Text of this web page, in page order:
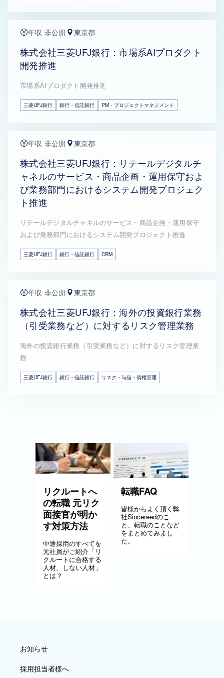
年収 非公開 東京都
株式会社三菱UFJ銀行：市場系AIプロダクト
開発推進
市場系AIプロダクト開発推進
三菱UFJ銀行 銀行・信託銀行 PM・プロジェクトマネジメント
年収 非公開 東京都
株式会社三菱UFJ銀行：リテールデジタルチ
ャネルのサービス・商品企画・運用保守およ
び業務部門におけるシステム開発プロジェク
ト推進
リテールデジタルチャネルのサービス・商品企画・運用保守
および業務部門におけるシステム開発プロジェクト推進
三菱UFJ銀行 銀行・信託銀行 CRM
年収 非公開 東京都
株式会社三菱UFJ銀行：海外の投資銀行業務
（引受業務など）に対するリスク管理業務
海外の投資銀行業務（引受業務など）に対するリスク管理業
務
三菱UFJ銀行 銀行・信託銀行 リスク・与信・債権管理
リクルートへ
の転職 元リク
面接官が明か
す対策方法
中途採用のすべてを
元社員がご紹介「リ
クルートに合格する
人材、しない人材」
とは？
転職FAQ
皆様からよく頂く弊
社Sincereedのこ
と、転職のことなど
をまとめてみまし
た。
お知らせ
採用担当者様へ